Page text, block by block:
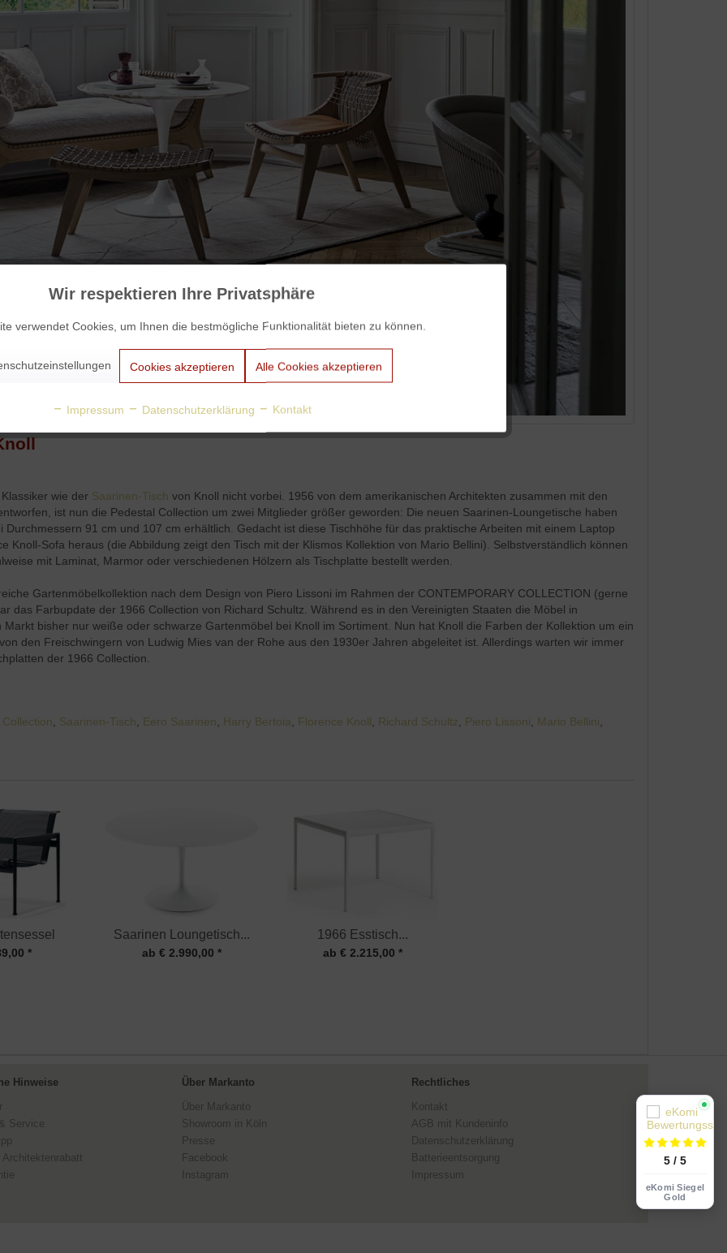
wie der Saarinen-Tisch von Knoll nicht vorbei. 1956 von dem amerikanischen Architekten zusammen mit den
ist nun die Pedestal Collection um zwei Mitglieder größer geworden: Die neuen Saarinen-Loungetische haben
91 cm und 107 cm erhältlich. Gedacht ist diese Tischhöhe für das praktische Arbeiten mit einem Laptop
Knoll-Sofa heraus (die Abbildung zeigt den Tisch mit der Klismos Kollektion von Mario Bellini). Selbstverständlich können
mit Laminat, Marmor oder verschiedenen Hölzern als Tischplatte bestellt werden.
Gartenmöbelkollektion nach dem Design von Piero Lissoni im Rahmen der CONTEMPORARY COLLECTION (gerne
das Farbupdate der 1966 Collection von Richard Schultz. Während es in den Vereinigten Staaten die Möbel in
bisher nur weiße oder schwarze Gartenmöbel bei Knoll im Sortiment. Nun hat Knoll die Farben der Kollektion um ein
den Freischwingern von Ludwig Mies van der Rohe aus den 1930er Jahren abgeleitet ist. Allerdings warten wir immer
der 1966 Collection.
, Saarinen-Tisch, Eero Saarinen, Harry Bertoia, Florence Knoll, Richard Schultz, Piero Lissoni, Mario Bellini,
*
Saarinen Loungetisch...
ab € 2.990,00 *
1966 Esstisch...
ab € 2.215,00 *
Hinweise
Service
Architektenrabatt
Über Markanto
Über Markanto
Showroom in Köln
Presse
Facebook
Instagram
Rechtliches
Kontakt
AGB mit Kundeninfo
Datenschutzerklärung
Batterieentsorgung
Impressum
5 / 5
eKomi Siegel
Gold
Aktiv
Wir respektieren Ihre Privatsphäre
verwendet Cookies, um Ihnen die bestmögliche Funktionalität bieten zu können.
Cookies akzeptieren Alle Cookies akzeptieren
Impressum Datenschutzerklärung Kontakt